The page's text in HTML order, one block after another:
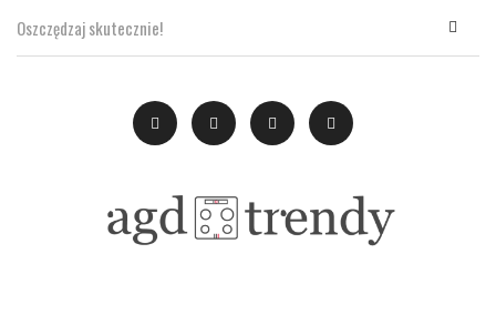
Oszczędzaj skutecznie! ×